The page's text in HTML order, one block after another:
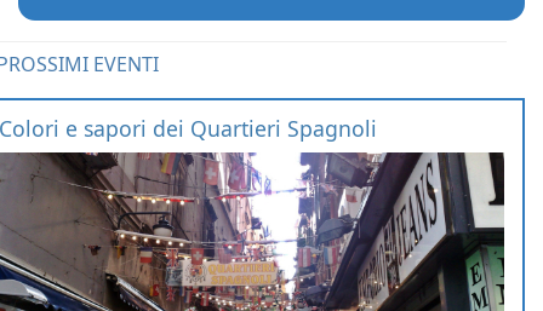
EVENTI
Colori e sapori dei Quartieri Spagnoli